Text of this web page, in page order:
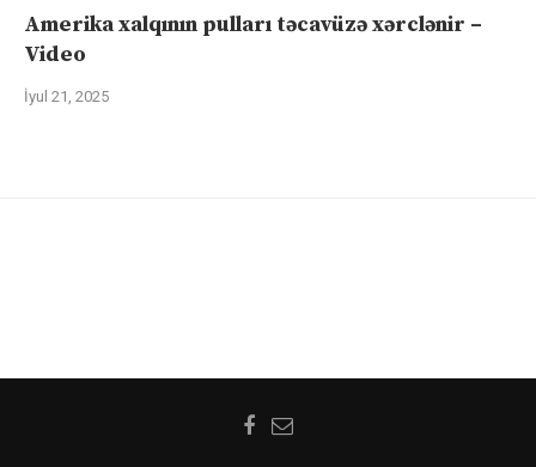
Amerika xalqının pulları təcavüzə xərclənir –
Video
İyul 21, 2025